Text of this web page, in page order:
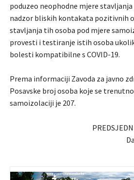
poduzeo neophodne mjere
nadzor bliskih kontakata pozitivnih
stavljanja tih osoba pod mjere
provesti i testiranje istih osoba
bolesti kompatibilne s COVID-19.
Prema informaciji Zavoda za javno
Posavske broj osoba koje se
samoizolaciji je 207.